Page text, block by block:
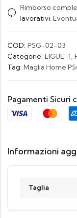
Rimborso
lavorativi.
COD: PSG-02-03
Categorie: LIGUE-1,
Tag: Maglia Home
Pagamenti Sicuri
Informazioni
Taglia